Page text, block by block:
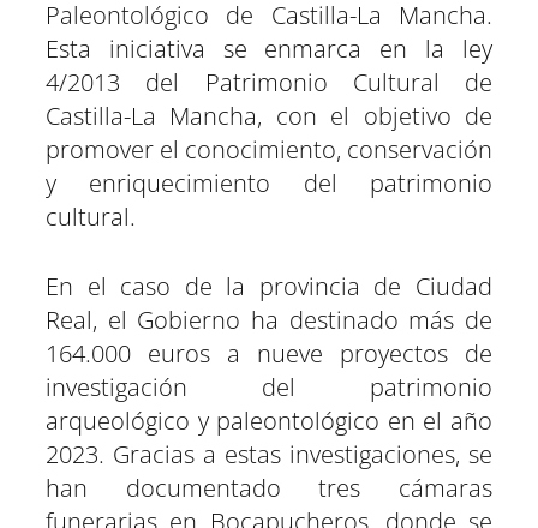
Paleontológico de Castilla-La Mancha.
Esta iniciativa se enmarca en la ley
4/2013 del Patrimonio Cultural de
Castilla-La Mancha, con el objetivo de
promover el conocimiento, conservación
y enriquecimiento del patrimonio
cultural.
En el caso de la provincia de Ciudad
Real, el Gobierno ha destinado más de
164.000 euros a nueve proyectos de
investigación del patrimonio
arqueológico y paleontológico en el año
2023. Gracias a estas investigaciones, se
han documentado tres cámaras
funerarias en Bocapucheros, donde se